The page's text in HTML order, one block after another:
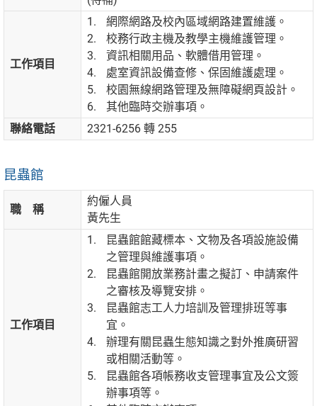
工作項目
網際網路及校內區域網路建置維護。
校務行政主機及教學主機維護管理。
資訊相關用品、軟體借用管理。
處室資訊設備查修、保固維護處理。
校園無線網路管理及無障礙網頁設計。
其他臨時交辦事項。
聯絡電話
2321-6256 轉 255
昆蟲館
職 稱
約僱人員
黃先生
工作項目
昆蟲館館藏標本、文物及各項設施設備
之管理與維護事項。
昆蟲館開放業務計畫之擬訂、申請案件
之審核及導覽安排。
昆蟲館志工人力培訓及管理排班等事
宜。
辦理有關昆蟲生態知識之對外推廣研習
或相關活動等。
昆蟲館各項帳務收支管理事宜及公文簽
辦事項等。